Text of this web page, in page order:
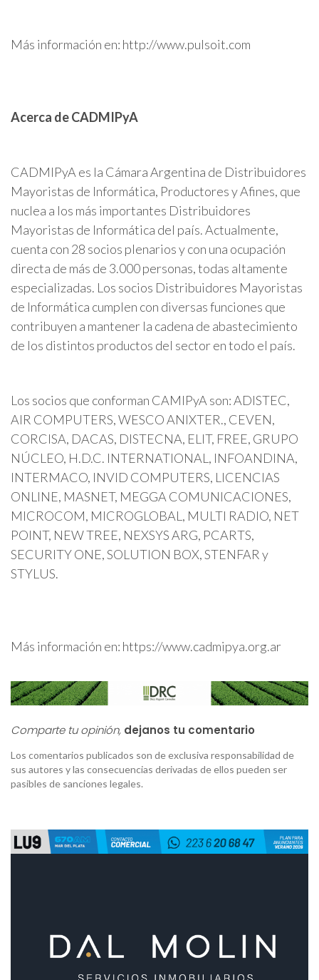
Más información en: http://www.pulsoit.com
Acerca de CADMIPyA
CADMIPyA es la Cámara Argentina de Distribuidores
Mayoristas de Informática, Productores y Afines, que
nuclea a los más importantes Distribuidores
Mayoristas de Informática del país. Actualmente,
cuenta con 28 socios plenarios y con una ocupación
directa de más de 3.000 personas, todas altamente
especializadas. Los socios Distribuidores Mayoristas
de Informática cumplen con diversas funciones que
contribuyen a mantener la cadena de abastecimiento
de los distintos productos del sector en todo el país.
Los socios que conforman CAMIPyA son: ADISTEC,
AIR COMPUTERS, WESCO ANIXTER., CEVEN,
CORCISA, DACAS, DISTECNA, ELIT, FREE, GRUPO
NÚCLEO, H.D.C. INTERNATIONAL, INFOANDINA,
INTERMACO, INVID COMPUTERS, LICENCIAS
ONLINE, MASNET, MEGGA COMUNICACIONES,
MICROCOM, MICROGLOBAL, MULTI RADIO, NET
POINT, NEW TREE, NEXSYS ARG, PCARTS,
SECURITY ONE, SOLUTION BOX, STENFAR y
STYLUS.
Más información en: https://www.cadmipya.org.ar
Comparte tu opinión, dejanos tu comentario
Los comentarios publicados son de exclusiva responsabilidad de
sus autores y las consecuencias derivadas de ellos pueden ser
pasibles de sanciones legales.